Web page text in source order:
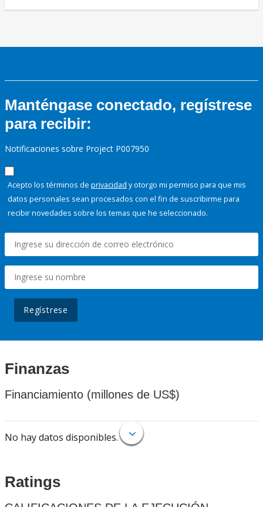
Manténgase conectado, regístrese
para recibir:
Notificaciones sobre Project P007950
Acepto los términos de privacidad y otorgo mi permiso para que mis
datos personales sean procesados con el fin de suscribirme para
recibir novedades sobre los temas que he seleccionado.
Regístrese
Finanzas
Financiamiento (millones de US$)
No hay datos disponibles.
Ratings